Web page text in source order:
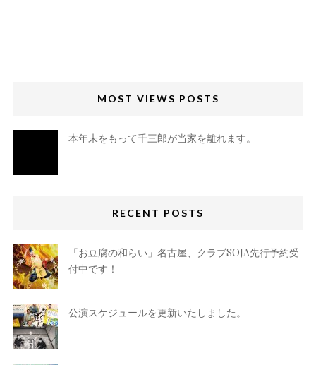
MOST VIEWS POSTS
本年末をもって千三郎が当家を離れます。
RECENT POSTS
「お豆腐の和らい」名古屋、クラブSOJA先行予約受
付中です！
公演スケジュールを更新いたしました。